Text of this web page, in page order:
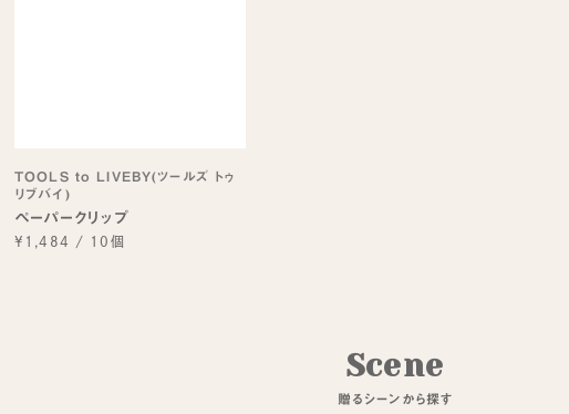
TOOLS to LIVEBY(ツールズ トゥ
リブバイ)
ペーパークリップ
¥1,484 / 10個
Scene
贈 る シーン から探す